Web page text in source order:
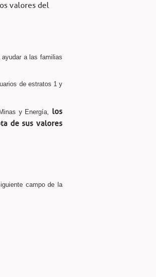
valores del
a las familias
de estratos 1 y
y Energía, los
de sus valores
campo de la